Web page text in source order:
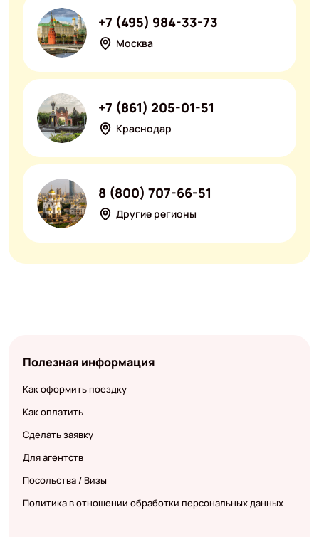
Москва
+7 (495) 984-33-73
Краснодар
+7 (861) 205-01-51
Другие регионы
8 (800) 707-66-51
Полезная информация
Как оформить поездку
Как оплатить
Сделать заявку
Для агентств
Посольства / Визы
Политика в отношении обработки персональных данных